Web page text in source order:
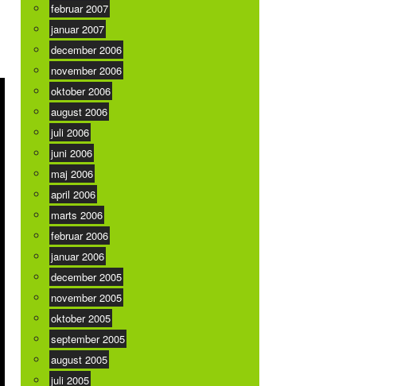
februar 2007
januar 2007
december 2006
november 2006
oktober 2006
august 2006
juli 2006
juni 2006
maj 2006
april 2006
marts 2006
februar 2006
januar 2006
december 2005
november 2005
oktober 2005
september 2005
august 2005
juli 2005